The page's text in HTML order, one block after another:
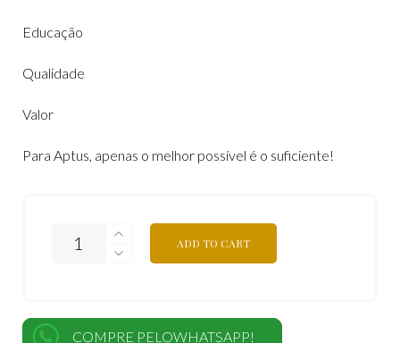
Educação
Qualidade
Valor
Para Aptus, apenas o melhor possível é o suficiente!
ADD TO CART
COMPRE PELOWHATSAPP!